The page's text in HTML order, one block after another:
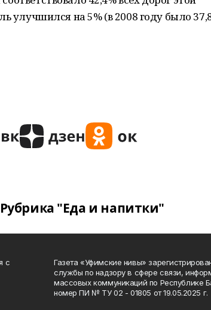
улучшился на 5% (в 2008 году было
Рубрика "Еда и напитки"
с
Газета «Уфимские нивы»
службы по надзору в сфере связи,
массовых коммуникаций по Республике
номер ПИ № ТУ 02 - 01805 от 19.05.2025 г.